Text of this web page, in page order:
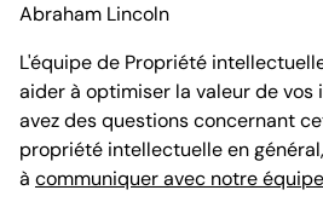
Abraham Lincoln
L'équipe de Propriété
aider à optimiser la valeur de vos
avez des questions concernant
propriété intellectuelle en
à communiquer avec notre équipe